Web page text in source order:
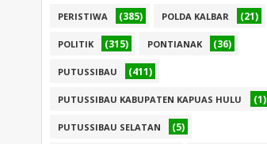
PERISTIWA (385) POLDA KALBAR (21)
POLITIK (315) PONTIANAK (36)
PUTUSSIBAU (411)
PUTUSSIBAU KABUPATEN KAPUAS HULU (1)
PUTUSSIBAU SELATAN (5)